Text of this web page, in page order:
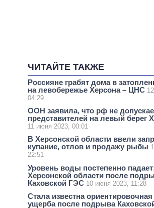
ЧИТАЙТЕ ТАКЖЕ
Россияне грабят дома в
на левобережье Херсона – ЦНС
04:29
ООН заявила, что рф не
представителей на левый берег
11 июня 2023, 00:01
В Херсонской области ввели
купание, отлов и продажу рыбы
22:51
Уровень воды постепенно
Херсонской области после
Каховской ГЭС 10 июня 2023, 11:28
Стала известна
ущерба после подрыва